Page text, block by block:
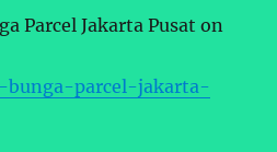
Parcel Jakarta Pusat on
parcel-jakarta-